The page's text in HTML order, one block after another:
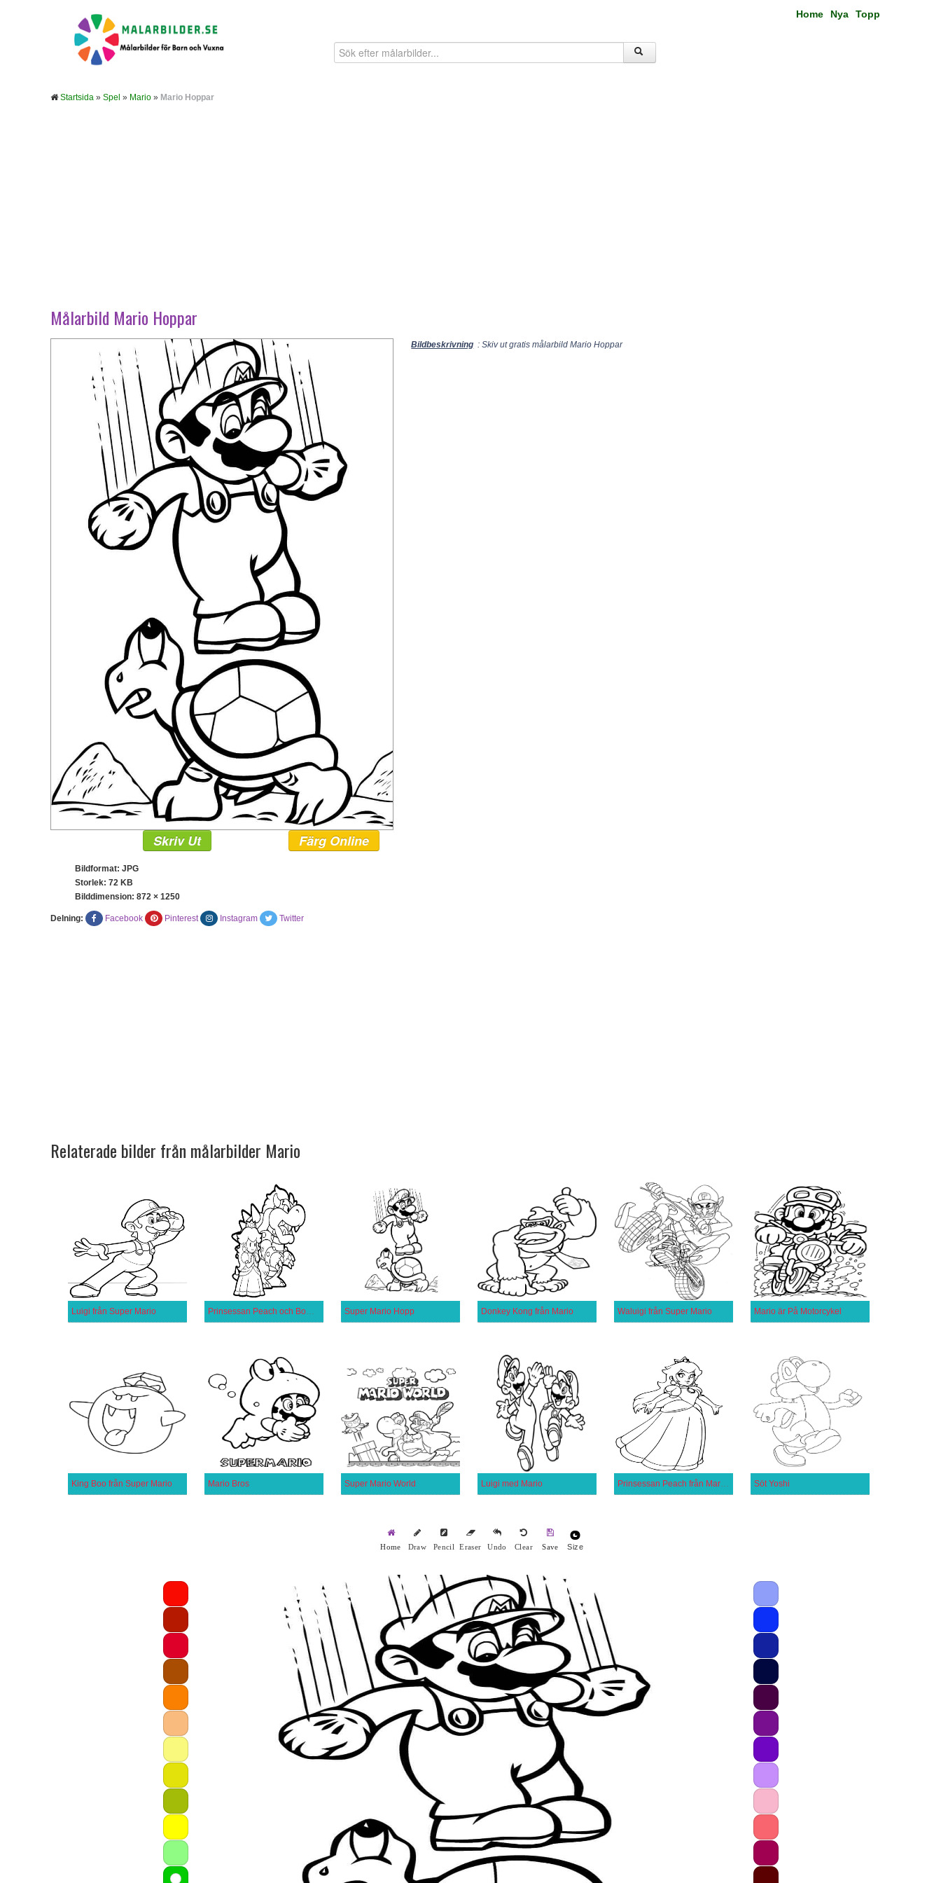
Home Nya Topp
Startsida » Spel » Mario » Mario Hoppar
Målarbild Mario Hoppar
Bildbeskrivning : Skiv ut gratis målarbild Mario Hoppar
Skriv Ut Färg Online
Bildformat: JPG
Storlek: 72 KB
Bilddimension: 872 × 1250
Delning: Facebook Pinterest Instagram Twitter
Relaterade bilder från målarbilder Mario
Luigi från Super Mario Prinsessan Peach och Bowser Super Mario Hopp Donkey Kong från Mario Waluigi från Super Mario Mario är På Motorcykel
King Boo från Super Mario Mario Bros Super Mario World Luigi med Mario Prinsessan Peach från Mario Spel Söt Yoshi
Home Draw Pencil Eraser Undo Clear Save Size